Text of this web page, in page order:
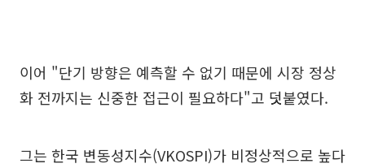
이어 "단기 방향은 예측할 수 없기 때문에 시장 정상
화 전까지는 신중한 접근이 필요하다"고 덧붙였다.
그는 한국 변동성지수(VKOSPI)가 비정상적으로 높다